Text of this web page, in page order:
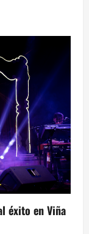
éxito en Viña